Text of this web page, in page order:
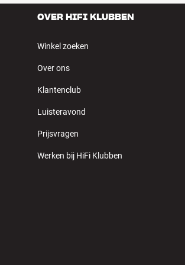
OVER HIFI KLUBBEN
Winkel zoeken
Over ons
Klantenclub
Luisteravond
Prijsvragen
Werken bij HiFi Klubben